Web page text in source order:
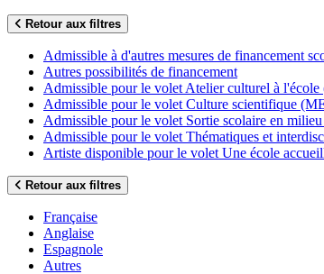
Retour aux filtres
Admissible à d'autres mesures de financement
Autres possibilités de financement
Admissible pour le volet Atelier culturel à
Admissible pour le volet Culture scientifique
Admissible pour le volet Sortie scolaire en
Admissible pour le volet Thématiques et
Artiste disponible pour le volet Une école
Retour aux filtres
Française
Anglaise
Espagnole
Autres